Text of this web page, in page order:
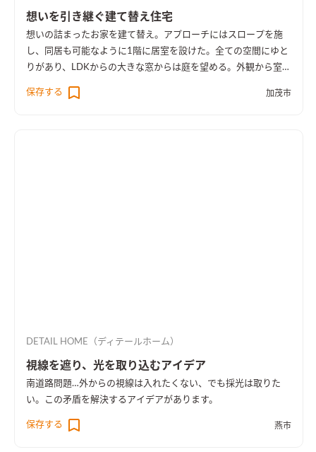
想いを引き継ぐ建て替え住宅
想いの詰まったお家を建て替え。アプローチにはスロープを施
し、同居も可能なように1階に居室を設けた。全ての空間にゆと
りがあり、LDKからの大きな窓からは庭を望める。外観から室内
保存する
加茂市
DETAIL HOME（ディテールホーム）
視線を遮り、光を取り込むアイデア
南道路問題…外からの視線は入れたくない、でも採光は取りた
い。この矛盾を解決するアイデアがあります。
保存する 燕市